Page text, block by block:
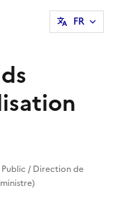
FR
/ Direction de